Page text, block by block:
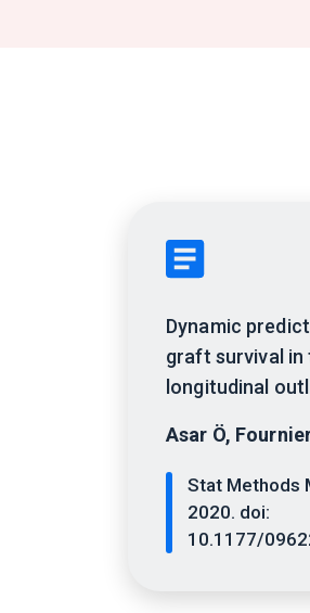
Dynamic
graft survival
longitudinal
Asar Ö,
Stat Methods
2020. doi:
10.1177/